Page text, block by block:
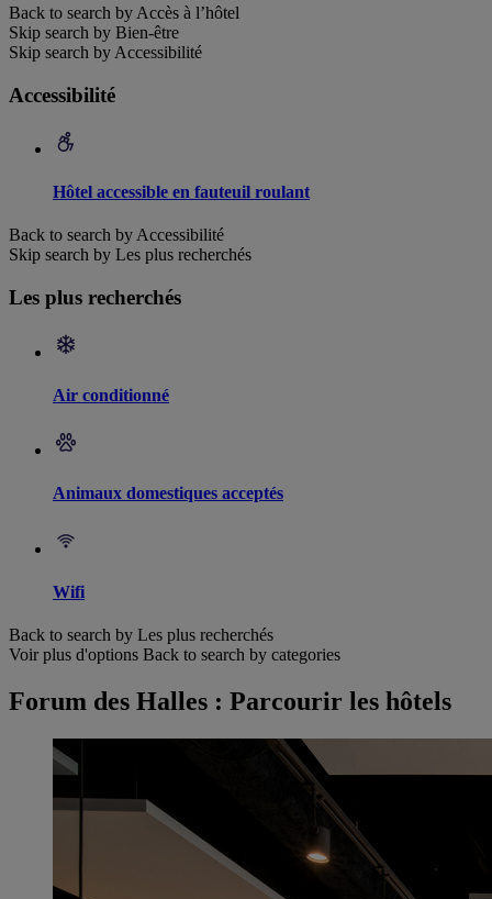
Back to search by Accès à l’hôtel
Skip search by Bien-être
Skip search by Accessibilité
Accessibilité
Hôtel accessible en fauteuil roulant
Back to search by Accessibilité
Skip search by Les plus recherchés
Les plus recherchés
Air conditionné
Animaux domestiques acceptés
Wifi
Back to search by Les plus recherchés
Voir plus d'options Back to search by categories
Forum des Halles : Parcourir les hôtels